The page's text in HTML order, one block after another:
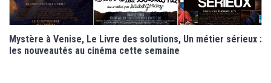
Mystère à Venise, Le Livre des solutions, Un métier sérieux :
les nouveautés au cinéma cette semaine